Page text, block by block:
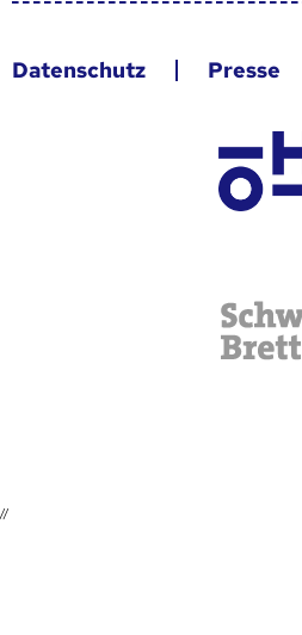
Datenschutz Presse
//